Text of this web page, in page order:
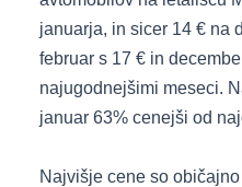
januarja, in sicer 14 € na
februar s 17 € in
najugodnejšimi meseci.
januar 63% cenejši od
Najvišje cene so